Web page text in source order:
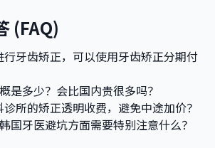
(FAQ)
牙齿矫正，可以使用牙齿矫正分期付
是多少？会比国内贵很多吗？
所的矫正透明收费，避免中途加价？
国牙医避坑方面需要特别注意什么？